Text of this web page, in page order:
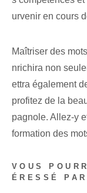
urvenir en cours
Maîtriser des
nrichira non
ettra également
profitez de la
pagnole. Allez-y
formation des
VOUS
ÉRESSÉ